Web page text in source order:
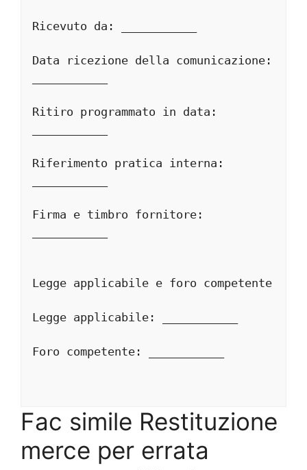
Ricevuto da: ___________
Data ricezione della comunicazione:
Ritiro programmato in data:
Riferimento pratica interna:
Firma e timbro fornitore:
Legge applicabile e foro competente
Legge applicabile: ___________
Foro competente: ___________
Fac simile Restituzione
merce per errata